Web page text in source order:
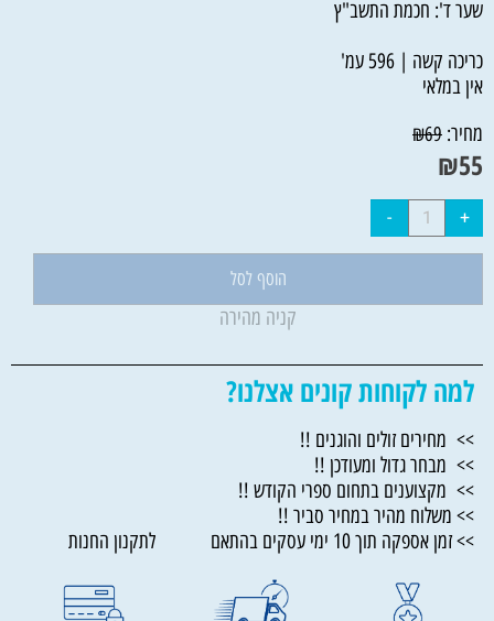
שער ד': חכמת התשב"ץ
כריכה קשה | 596 עמ'
אין במלאי
מחיר:
₪69
₪55
הוסף לסל
קניה מהירה
למה לקוחות קונים אצלנו?
>> מחירים זולים והוגנים !!
>> מבחר גדול ומעודכן !!
>> מקצוענים בתחום ספרי הקודש !!
>> משלוח מהיר במחיר סביר !!
>> זמן אספקה תוך 10 ימי עסקים בהתאם לתקנון החנות